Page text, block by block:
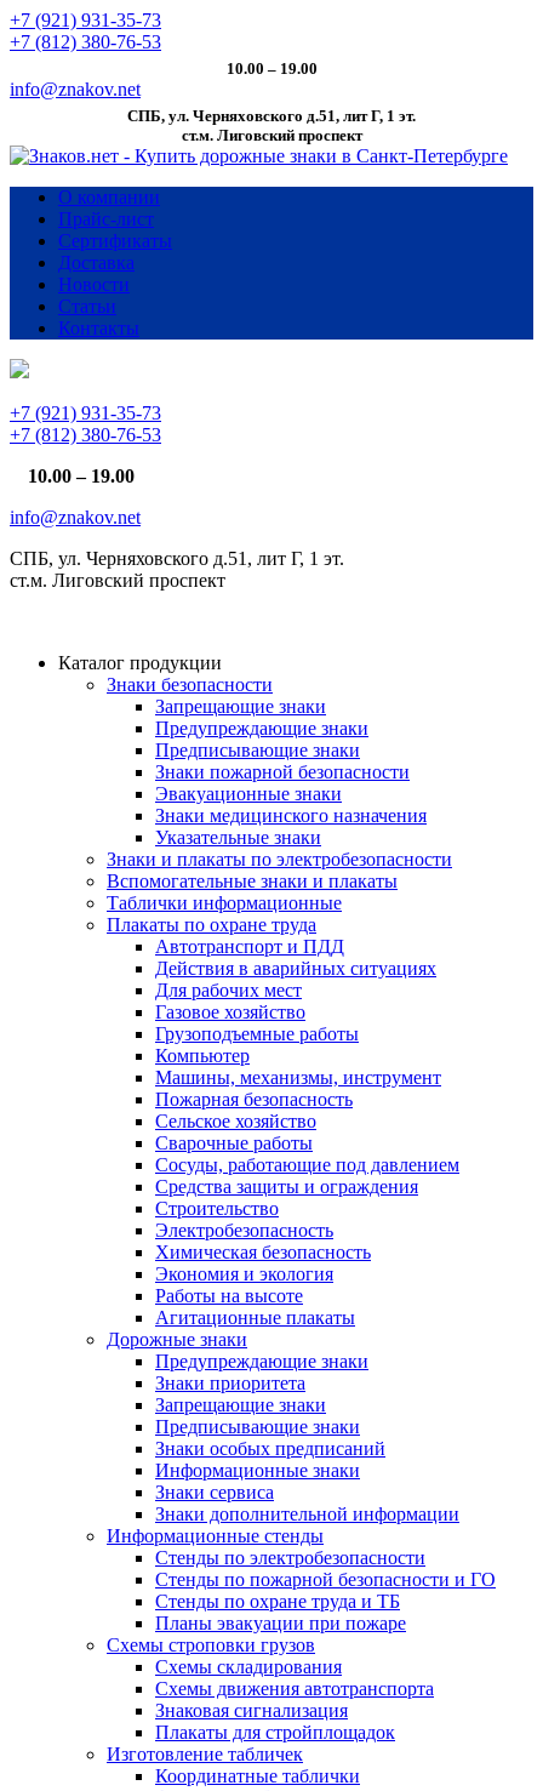
+7 (921) 931-35-73
+7 (812) 380-76-53
10.00 – 19.00
info@znakov.net
СПБ, ул. Черняховского д.51, лит Г, 1 эт.
cт.м. Лиговский проспект
О компании
Прайс-лист
Сертификаты
Доставка
Новости
Статьи
Контакты
+7 (921) 931-35-73
+7 (812) 380-76-53
10.00 – 19.00
info@znakov.net
СПБ, ул. Черняховского д.51, лит Г, 1 эт.
cт.м. Лиговский проспект
Каталог продукции
Знаки безопасности
Запрещающие знаки
Предупреждающие знаки
Предписывающие знаки
Знаки пожарной безопасности
Эвакуационные знаки
Знаки медицинского назначения
Указательные знаки
Знаки и плакаты по электробезопасности
Вспомогательные знаки и плакаты
Таблички информационные
Плакаты по охране труда
Автотранспорт и ПДД
Действия в аварийных ситуациях
Для рабочих мест
Газовое хозяйство
Грузоподъемные работы
Компьютер
Машины, механизмы, инструмент
Пожарная безопасность
Сельское хозяйство
Сварочные работы
Сосуды, работающие под давлением
Средства защиты и ограждения
Строительство
Электробезопасность
Химическая безопасность
Экономия и экология
Работы на высоте
Агитационные плакаты
Дорожные знаки
Предупреждающие знаки
Знаки приоритета
Запрещающие знаки
Предписывающие знаки
Знаки особых предписаний
Информационные знаки
Знаки сервиса
Знаки дополнительной информации
Информационные стенды
Стенды по электробезопасности
Стенды по пожарной безопасности и ГО
Стенды по охране труда и ТБ
Планы эвакуации при пожаре
Схемы строповки грузов
Схемы складирования
Схемы движения автотранспорта
Знаковая сигнализация
Плакаты для стройплощадок
Изготовление табличек
Координатные таблички